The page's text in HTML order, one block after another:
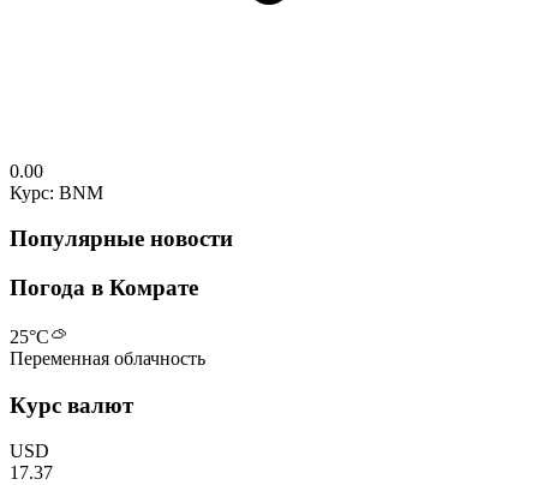
0.00
Курс: BNM
Популярные новости
Погода в Комрате
25°C
Переменная облачность
Курс валют
USD
17.37